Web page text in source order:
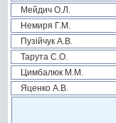
Мейдич О.Л.
Немиря Г.М.
Пузійчук А.В.
Тарута С.О.
Цимбалюк М.М.
Яценко А.В.